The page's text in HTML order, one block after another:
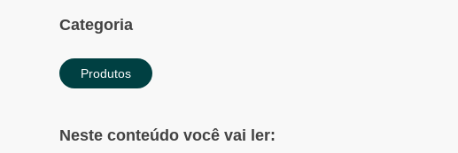
Categoria
Produtos
Neste conteúdo você vai ler: